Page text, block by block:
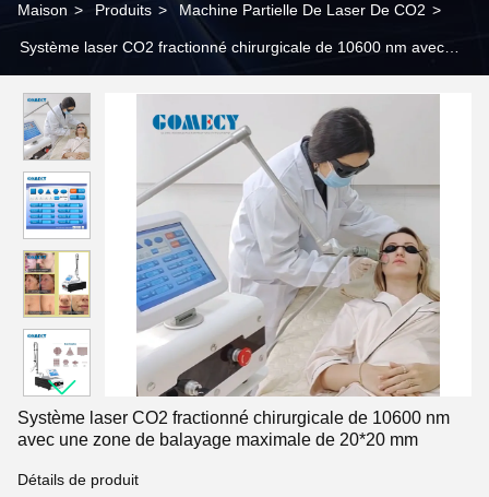
Maison > Produits > Machine Partielle De Laser De CO2 >
Système laser CO2 fractionné chirurgicale de 10600 nm avec
Système laser CO2 fractionné chirurgicale de 10600 nm
avec une zone de balayage maximale de 20*20 mm
Détails de produit